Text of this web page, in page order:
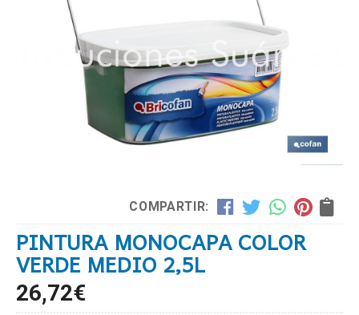
COMPARTIR:
PINTURA MONOCAPA COLOR
VERDE MEDIO 2,5L
26,72€